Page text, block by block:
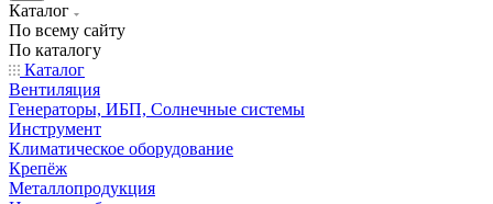
Каталог
По всему сайту
По каталогу
Каталог
Вентиляция
Генераторы, ИБП, Солнечные системы
Инструмент
Климатическое оборудование
Крепёж
Металлопродукция